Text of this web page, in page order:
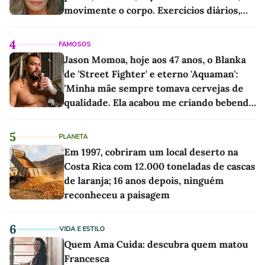
movimente o corpo. Exercícios diários,
4 FAMOSOS
Jason Momoa, hoje aos 47 anos, o Blanka
de 'Street Fighter' e eterno 'Aquaman':
'Minha mãe sempre tomava cervejas de
qualidade. Ela acabou me criando bebendo
5 PLANETA
Em 1997, cobriram um local deserto na
Costa Rica com 12.000 toneladas de cascas
de laranja; 16 anos depois, ninguém
reconheceu a paisagem
6 VIDA E ESTILO
Quem Ama Cuida: descubra quem matou
Francesca